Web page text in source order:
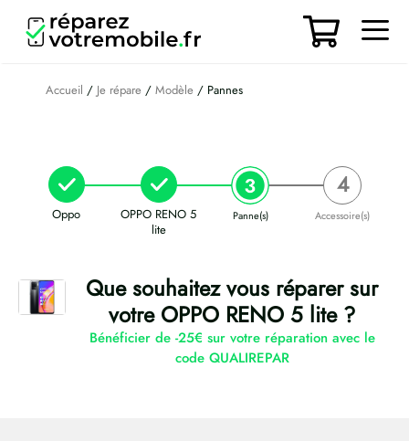
contenu
Accueil / Je répare / Modèle / Pannes
Oppo
OPPO RENO 5
lite
Panne(s) Accessoire(s)
Que souhaitez vous réparer sur
votre OPPO RENO 5 lite ?
Bénéficier de -25€ sur votre réparation avec le
code QUALIREPAR